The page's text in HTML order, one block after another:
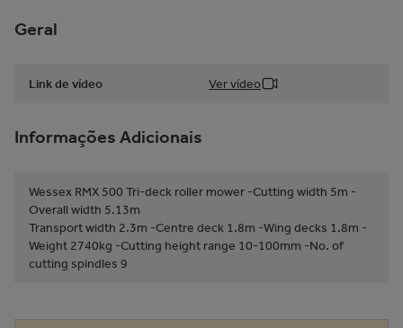
Geral
Link de vídeo Ver vídeo
Informações Adicionais
Wessex RMX 500 Tri-deck roller mower -Cutting width 5m -
Overall width 5.13m
Transport width 2.3m -Centre deck 1.8m -Wing decks 1.8m -
Weight 2740kg -Cutting height range 10-100mm -No. of
cutting spindles 9